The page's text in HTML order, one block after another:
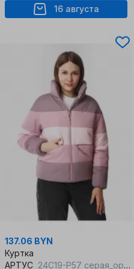
16 августа
137.06 BYN
Куртка
АРТУС 24С19-Р57 серая_орхидея